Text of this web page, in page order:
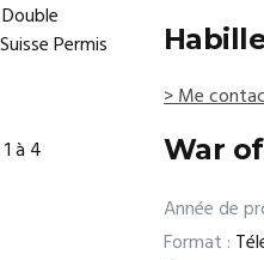
> Me
War
Année de
Format :
Permis
à 4